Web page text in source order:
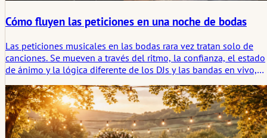
Cómo fluyen las peticiones en una noche de bodas
Las peticiones musicales en las bodas rara vez tratan solo de
canciones. Se mueven a través del ritmo, la confianza, el estado
de ánimo y la lógica diferente de los DJs y las bandas en vivo,
lista de reproducción.